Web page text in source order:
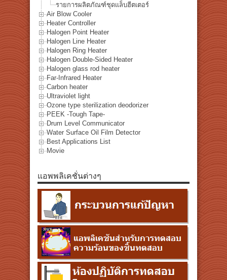
รายการผลิตภัณฑ์ชุดแล็บฮีตเตอร์
Air Blow Cooler
Heater Controller
Halogen Point Heater
Halogen Line Heater
Halogen Ring Heater
Halogen Double-Sided Heater
Halogen glass rod heater
Far-Infrared Heater
Carbon heater
Ultraviolet light
Ozone type sterilization deodorizer
PEEK -Tough Tape-
Drum Level Communicator
Water Surface Oil Film Detector
Best Applications List
Movie
แอพพลิเคชั่นต่างๆ